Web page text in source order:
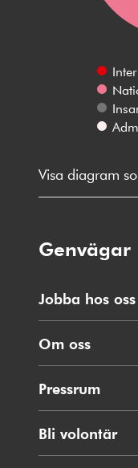
Visa diagram
Genvägar
Jobba hos oss
Om oss
Pressrum
Bli volontär